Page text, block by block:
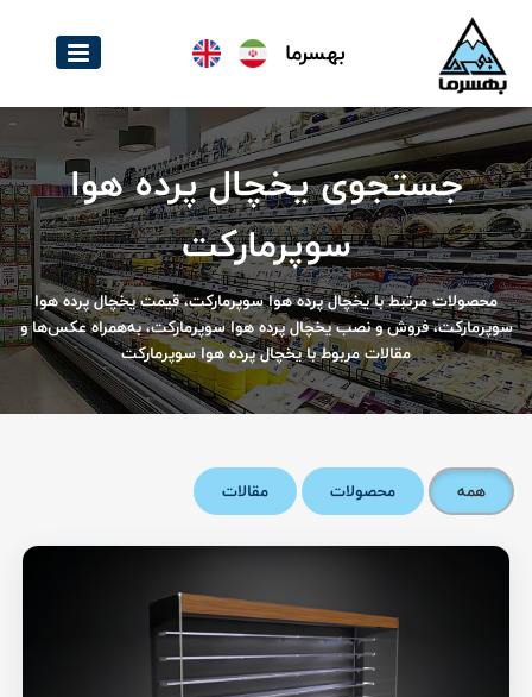
بهسرما
جستجوی یخچال پرده هوا
سوپرمارکت
محصولات مرتبط با یخچال پرده هوا سوپرمارکت، قیمت یخچال پرده هوا
سوپرمارکت، فروش و نصب یخچال پرده هوا سوپرمارکت، به‌همراه عکس‌ها و
مقالات مربوط با یخچال پرده هوا سوپرمارکت
همه محصولات مقالات